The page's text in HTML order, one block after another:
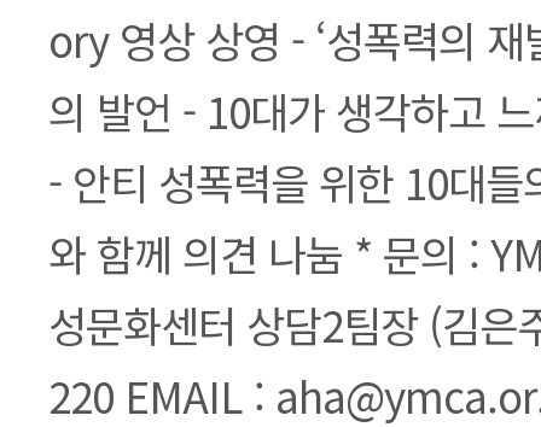
ory 영상 상영 - ‘성폭력의
의 발언 - 10대가 생각하고
- 안티 성폭력을 위한 10대
와 함께 의견 나눔 * 문의 :
성문화센터 상담2팀장 (김
220 EMAIL :